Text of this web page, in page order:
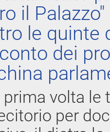
il Palazzo"
le quinte
dei
prima volta le
per